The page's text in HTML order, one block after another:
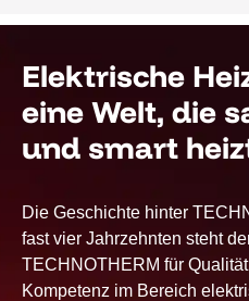
Elektrische
eine Welt, die
und smart
Die Geschichte hinter
fast vier Jahrzehnten steht
TECHNOTHERM für
Kompetenz im Bereich